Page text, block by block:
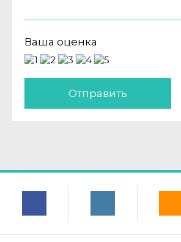
Ваша оценка
Отправить